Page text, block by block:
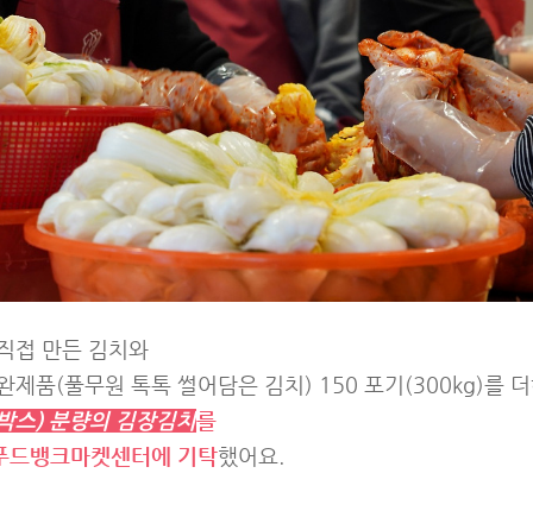
접 만든 김치와
제품(풀무원 톡톡 썰어담은 김치) 150 포기(300kg)를
) 분량의 김장김치를
드뱅크마켓센터에 기탁했어요.